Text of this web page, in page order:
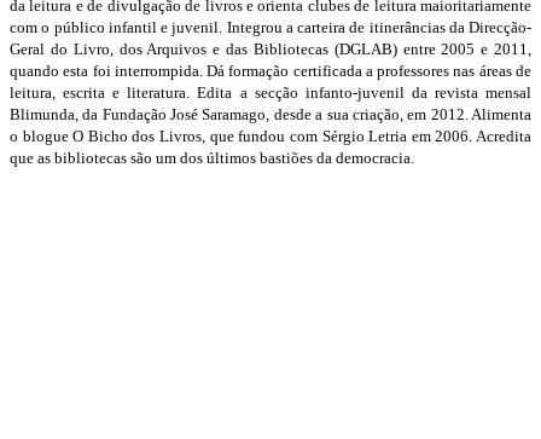
da leitura e de divulgação de livros e orienta clubes de leitura maioritariamente
com o público infantil e juvenil. Integrou a carteira de itinerâncias da Direcção-
Geral do Livro, dos Arquivos e das Bibliotecas (DGLAB) entre 2005 e 2011,
quando esta foi interrompida. Dá formação certificada a professores nas áreas de
leitura, escrita e literatura. Edita a secção infanto-juvenil da revista mensal
Blimunda, da Fundação José Saramago, desde a sua criação, em 2012. Alimenta
o blogue O Bicho dos Livros, que fundou com Sérgio Letria em 2006. Acredita
que as bibliotecas são um dos últimos bastiões da democracia.